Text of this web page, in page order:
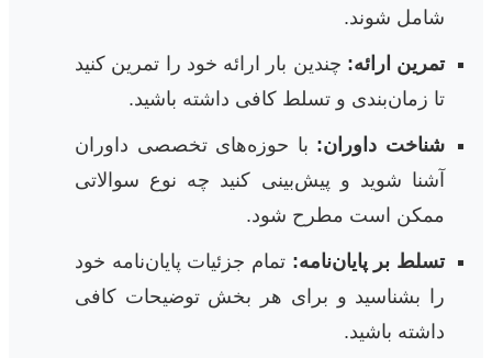
شامل شوند.
تمرین ارائه: چندین بار ارائه خود را تمرین کنید
تا زمان‌بندی و تسلط کافی داشته باشید.
شناخت داوران: با حوزه‌های تخصصی داوران
آشنا شوید و پیش‌بینی کنید چه نوع سوالاتی
ممکن است مطرح شود.
تسلط بر پایان‌نامه: تمام جزئیات پایان‌نامه خود
را بشناسید و برای هر بخش توضیحات کافی
داشته باشید.